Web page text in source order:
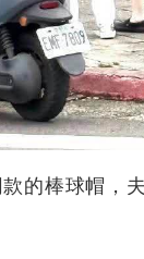
的棒球帽，